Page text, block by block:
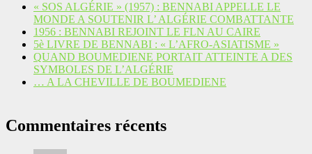
« SOS ALGÉRIE » (1957) : BENNABI APPELLE LE
MONDE A SOUTENIR L’ ALGÉRIE COMBATTANTE
1956 : BENNABI REJOINT LE FLN AU CAIRE
5è LIVRE DE BENNABI : « L’AFRO-ASIATISME »
QUAND BOUMEDIENE PORTAIT ATTEINTE A DES
SYMBOLES DE L’ALGÉRIE
… A LA CHEVILLE DE BOUMEDIENE
Commentaires récents